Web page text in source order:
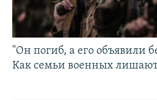
"Он погиб, а его объявили
Как семьи военных